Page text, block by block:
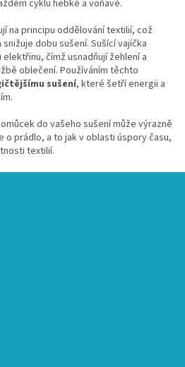
í
p
r
v
k
ý
p
i
u
cyklu hebké a voňavé.
na principu oddělování textilií, což
dobu sušení. Sušící vajíčka
čímž usnadňují žehlení a
oblečení. Používáním těchto
sušení, které šetří energii a
do vašeho sušení může výrazně
prádlo, a to jak v oblasti úspory času,
textilií.